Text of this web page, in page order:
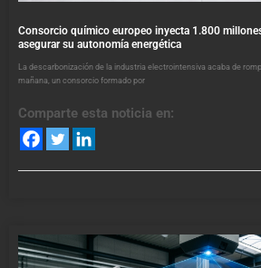
Consorcio químico europeo inyecta 1.800
asegurar su autonomía energética
La descarbonización de la industria electrointensiva acaba de
mañana, un consorcio formado por
Comparte esta noticia en: